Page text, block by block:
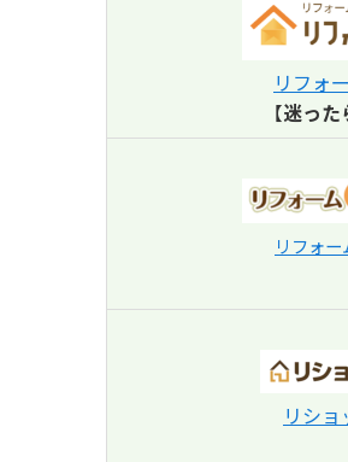
リフォ
【迷った
リフォ
リシ